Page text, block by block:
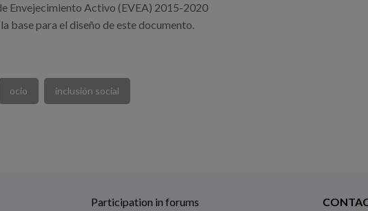
Envejecimiento Activo (EVEA) 2015-2020
base para el diseño de este documento.
ocio inclusión social
Participation in forums